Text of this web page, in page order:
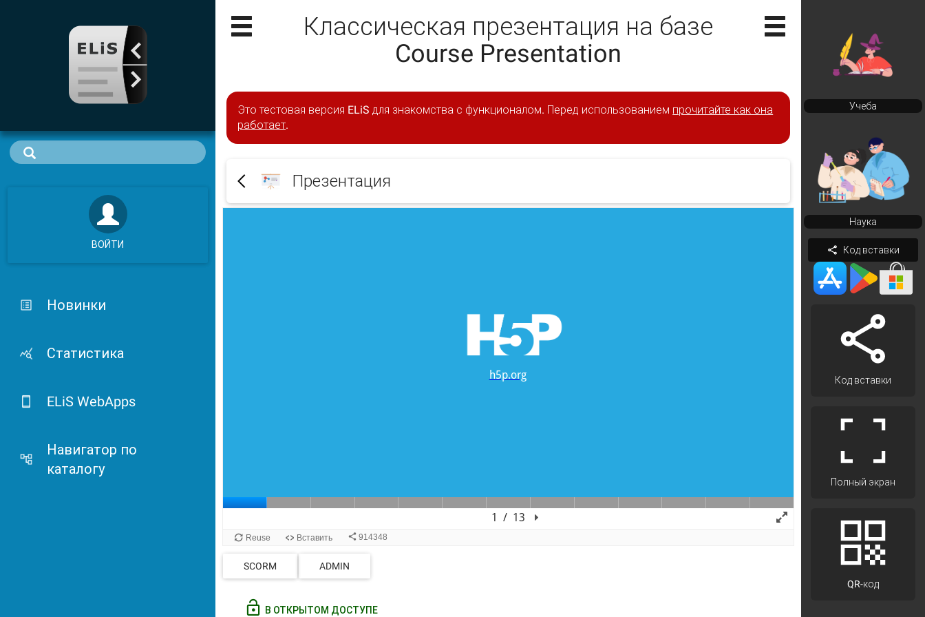
ВОЙТИ
Новинки
Статистика
ELiS WebApps
Навигатор по
каталогу
Классическая презентация на базе
Course Presentation
Это тестовая версия ELiS для знакомства с функционалом. Перед использованием прочитайте как она
работает.
Презентация
SCORM ADMIN
В ОТКРЫТОМ ДОСТУПЕ
Учеба
Наука
Код вставки
Код вставки
Полный экран
QR-код